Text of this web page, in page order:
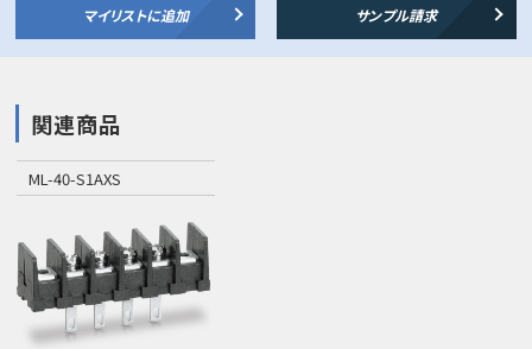
マイリストに追加 サンプル請求
関連商品
ML-40-S1AXS